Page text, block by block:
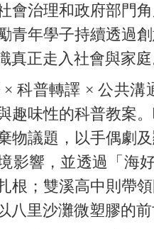
會治理和政府部門
青年學子持續透過
真正走入社會與家庭
科普轉譯 × 公共溝
趣味性的科普教案
物議題，以手偶劇
影響，並透過「海
根；雙溪高中則帶
八里沙灘微塑膠的